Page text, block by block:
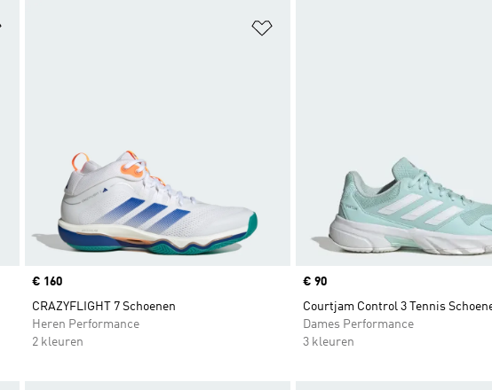
Price
€ 160
CRAZYFLIGHT 7 Schoenen
Heren Performance
2 kleuren
Price
€ 90
Courtjam Control 3 Tennis
Dames Performance
3 kleuren